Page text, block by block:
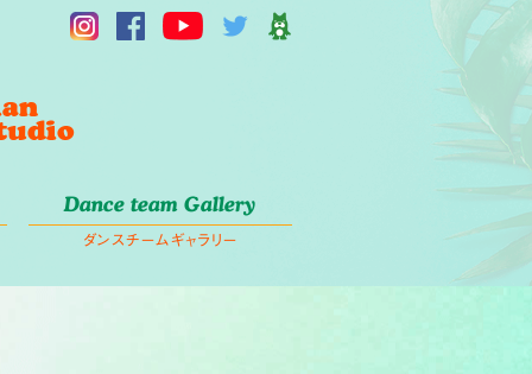
Dance team Gallery
ダンスチームギャラリー